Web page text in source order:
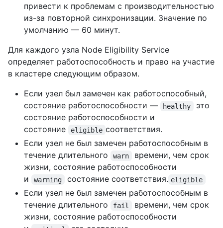
привести к проблемам с производительностью
из-за повторной синхронизации. Значение по
умолчанию — 60 минут.
Для каждого узла Node Eligibility Service
определяет работоспособность и право на участие
в кластере следующим образом.
Если узел был замечен как работоспособный,
состояние работоспособности —
healthy
это
состояние работоспособности и
состояние
eligible соответствия.
Если узел не был замечен работоспособным в
течение длительного
warn
времени, чем срок
жизни, состояние работоспособности
и
warning состояние соответствия. eligible
Если узел не был замечен работоспособным в
течение длительного
fail
времени, чем срок
жизни, состояние работоспособности